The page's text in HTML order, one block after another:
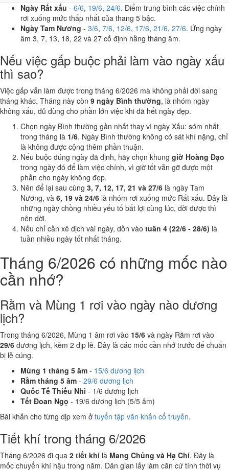
Ngày Rất xấu - 6/6, 19/6, 24/6. Điểm trung bình các việc chính
rơi xuống mức thấp nhất của thang 5 bậc.
Ngày Tam Nương - 3/6, 7/6, 12/6, 17/6, 21/6, 27/6. Ứng ngày
âm 3, 7, 13, 18, 22 và 27 cố định hằng tháng âm.
Nếu việc gấp buộc phải làm vào ngày xấu
thì sao?
Việc gấp vẫn làm được trong tháng 6/2026 mà không phải dời sang
tháng khác. Tháng này còn 9 ngày Bình thường, là nhóm ngày
không xấu, đủ dùng cho phần lớn việc khi đã hết ngày đẹp.
Chọn ngày Bình thường gần nhất thay vì ngày Xấu: sớm nhất
trong tháng là 1/6. Ngày Bình thường không có sát khí nặng, chỉ
là không được cộng thêm phần thuận.
Nếu buộc đúng ngày đã định, hãy chọn khung giờ Hoàng Đạo
trong ngày đó để làm việc chính, vì giờ tốt vẫn gỡ được một
phần cho ngày không đẹp.
Nên để lại sau cùng 3, 7, 12, 17, 21 và 27/6 là ngày Tam
Nương, và 6, 19 và 24/6 là nhóm rơi xuống mức Rất xấu. Đây là
những ngày chồng nhiều yếu tố bất lợi cùng lúc, dời được thì
nên dời.
Nếu chỉ cần xê dịch vài ngày, dồn vào tuần 4 (22/6 - 28/6) là
tuần nhiều ngày tốt nhất tháng.
Tháng 6/2026 có những mốc nào
cần nhớ?
Rằm và Mùng 1 rơi vào ngày nào dương
lịch?
Trong tháng 6/2026, Mùng 1 âm rơi vào 15/6 và ngày Rằm rơi vào
29/6 dương lịch, kèm 2 dịp lễ. Đây là các mốc cần nhớ trước để chuẩn
bị lễ cúng.
Mùng 1 tháng 5 âm - 15/6 dương lịch
Rằm tháng 5 âm - 29/6 dương lịch
Quốc Tế Thiếu Nhi - 1/6 dương lịch
Tết Đoan Ngọ - 19/6 dương lịch (5/5 âm)
Bài khấn cho từng dịp xem ở tuyển tập văn khấn cổ truyền.
Tiết khí trong tháng 6/2026
Tháng 6/2026 đi qua 2 tiết khí là Mang Chủng và Hạ Chí. Đây là
mốc chuyển khí hậu trong năm. Dân gian lấy làm căn cứ tính thời vụ